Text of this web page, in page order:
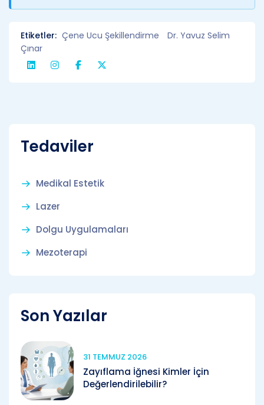
Etiketler: Çene Ucu Şekillendirme
Dr. Yavuz Selim
Çınar
Tedaviler
Medikal Estetik
Lazer
Dolgu Uygulamaları
Mezoterapi
Son Yazılar
31 TEMMUZ 2026
Zayıflama İğnesi Kimler İçin
Değerlendirilebilir?